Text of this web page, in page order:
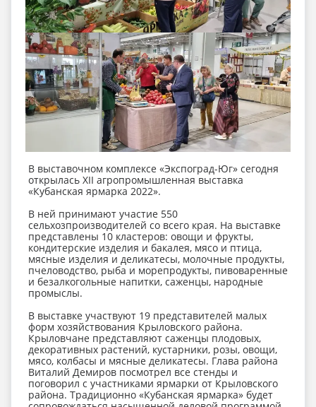
В выставочном комплексе «Экспоград-Юг» сегодня
открылась XII агропромышленная выставка
«Кубанская ярмарка 2022».
В ней принимают участие 550
сельхозпроизводителей со всего края. На выставке
представлены 10 кластеров: овощи и фрукты,
кондитерские изделия и бакалея, мясо и птица,
мясные изделия и деликатесы, молочные продукты,
пчеловодство, рыба и морепродукты, пивоваренные
и безалкогольные напитки, саженцы, народные
промыслы.
В выставке участвуют 19 представителей малых
форм хозяйствования Крыловского района.
Крыловчане представляют саженцы плодовых,
декоративных растений, кустарники, розы, овощи,
мясо, колбасы и мясные деликатесы. Глава района
Виталий Демиров посмотрел все стенды и
поговорил с участниками ярмарки от Крыловского
района. Традиционно «Кубанская ярмарка» будет